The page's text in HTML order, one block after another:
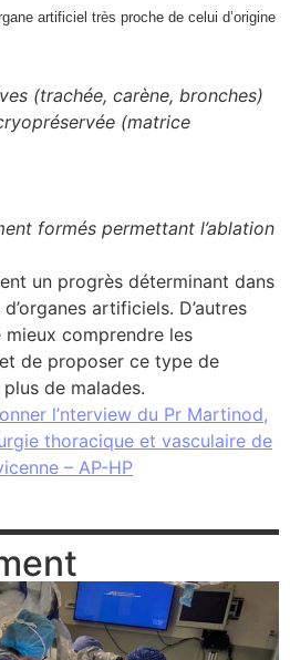
artificiel très proche de celui d’origine
(trachée, carène, bronches)
(matrice
formés permettant l’ablation
un progrès déterminant dans
artificiels. D’autres
comprendre les
de proposer ce type de
de malades.
l’nterview du Pr Martinod,
thoracique et vasculaire de
– AP-HP